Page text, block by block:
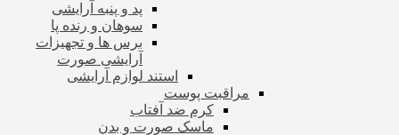
پد و پنبه آرایشی
سوهان و رنده پا
برس ها و تجهیزات
آرایشی صورت
استند لوازم آرایشی
مراقبت پوست
کرم ضد آفتاب
ماسک صورت و بدن